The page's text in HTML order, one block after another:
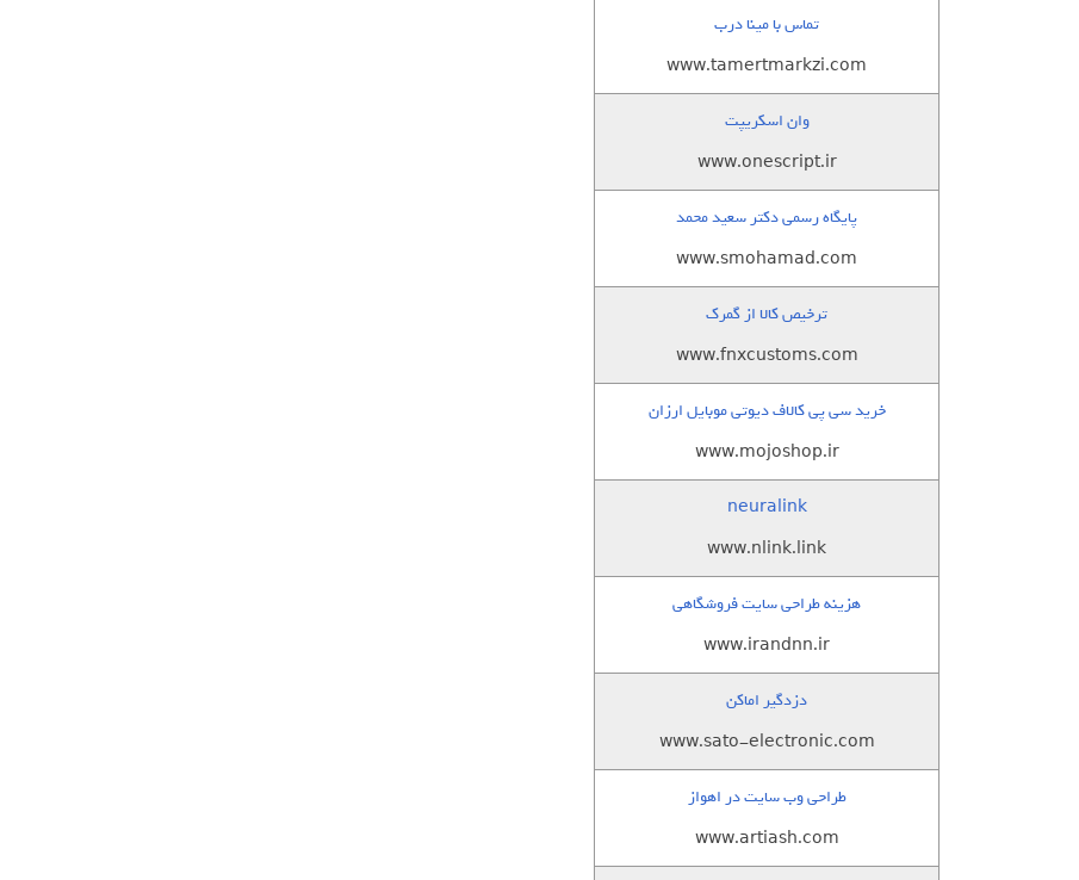
تماس با مینا درب
www.tamertmarkzi.com
وان اسکریپت
www.onescript.ir
پایگاه رسمی دکتر سعید محمد
www.smohamad.com
ترخیص کالا از گمرک
www.fnxcustoms.com
خرید سی پی کالاف دیوتی موبایل ارزان
www.mojoshop.ir
neuralink
www.nlink.link
هزینه طراحی سایت فروشگاهی
www.irandnn.ir
دزدگیر اماکن
www.sato-electronic.com
طراحی وب سایت در اهواز
www.artiash.com